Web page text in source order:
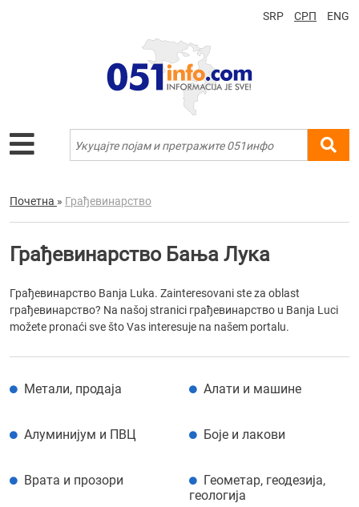
SRP СРП ENG
Почетна » Грађевинарство
Грађевинарство Бања Лука
Грађевинарство Banja Luka. Zainteresovani ste za oblast
грађевинарство? Na našoj stranici грађевинарство u Banja Luci
možete pronaći sve što Vas interesuje na našem portalu.
Mетали, продаја Алати и машине
Алуминијум и ПВЦ Боје и лакови
Врата и прозори
Геометар, геодезија,
геологија